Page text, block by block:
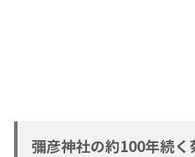
彌彦神社の約100年続く